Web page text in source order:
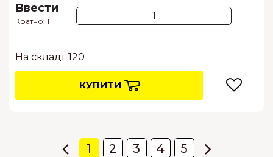
Ввести
Кратно: 1
На складі: 120
КУПИТИ
1 2 3 4 5